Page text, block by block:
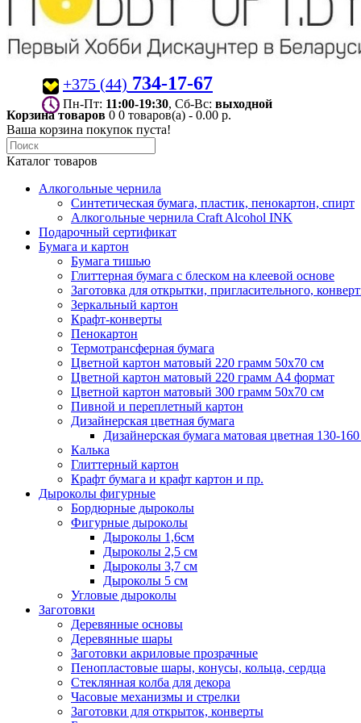
+375 (44) 734-17-67
Пн-Пт: 11:00-19:30 , Сб-Вс: выходной
Корзина товаров 0 0 товаров(а) - 0.00 р.
Ваша корзина покупок пуста!
Каталог товаров
Алкогольные чернила
Синтетическая бумага, пластик, пенокартон, спирт
Алкогольные чернила Craft Alcohol INK
Подарочный сертификат
Бумага и картон
Бумага тишью
Глиттерная бумага с блеском на клеевой основе
Заготовка для открытки, пригласительного,
Зеркальный картон
Крафт-конверты
Пенокартон
Термотрансферная бумага
Цветной картон матовый 220 грамм 50х70 см
Цветной картон матовый 220 грамм A4 формат
Цветной картон матовый 300 грамм 50х70 см
Пивной и переплетный картон
Дизайнерская цветная бумага
Дизайнерская бумага матовая цветная 130-
Калька
Глиттерный картон
Крафт бумага и крафт картон и пр.
Дыроколы фигурные
Бордюрные дыроколы
Фигурные дыроколы
Дыроколы 1,6см
Дыроколы 2,5 см
Дыроколы 3,7 см
Дыроколы 5 см
Угловые дыроколы
Заготовки
Деревянные основы
Деревянные шары
Заготовки акриловые прозрачные
Пенопластовые шары, конусы, кольца, сердца
Стеклянная колба для декора
Часовые механизмы и стрелки
Заготовки для открыток, конверты